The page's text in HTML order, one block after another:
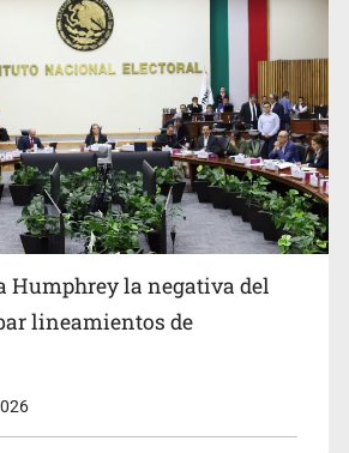
Humphrey la negativa del
lineamientos de